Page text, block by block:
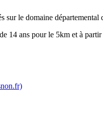
sur le domaine
14 ans pour le 5km et à